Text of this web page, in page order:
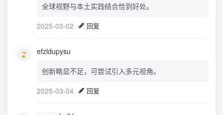
全球视野与本土实践结合恰到好处。
2025-03-02
回复
efzldupysu
创新略显不足，可尝试引入多元视角。
2025-03-04
回复